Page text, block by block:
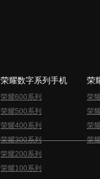
荣耀数字系列手机
荣耀600系列
荣耀500系列
荣耀400系列
荣耀300系列
荣耀200系列
荣耀100系列
荣
荣
荣
荣
荣